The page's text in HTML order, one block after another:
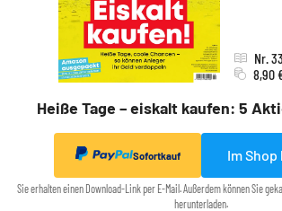
Heiße Tage – eiskalt kaufen: 5
Nr.
8,90
Sofortkauf Im Shop
Sie erhalten einen Download-Link per E-Mail. Außerdem können Sie
herunterladen.